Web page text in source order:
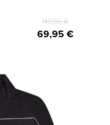
149,95 €
69,95 €